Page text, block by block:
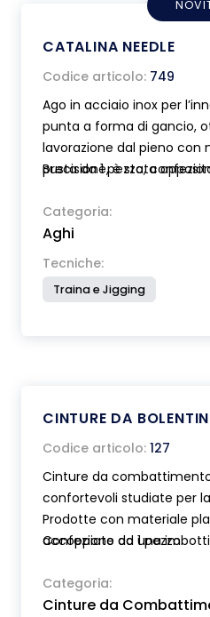
CATALINA NEEDLE
Codice articolo: 749
Ago in acciaio inox per
punta a forma di gancio,
lavorazione dal pieno con
precisione, è stata
arrecare danni al pesce.
elastici e copri-punta.
Busta da 1 pezzo,
Categoria:
Aghi
Tecniche:
Traina e Jigging
CINTURE DA
Codice articolo: 127
Cinture da
confortevoli studiate per
Prodotte con materiale
accoppiato ad una
scatto. Art 127 modello
Art.128 modello con
Confezione da 1 pezzo.
Categoria:
Cinture da